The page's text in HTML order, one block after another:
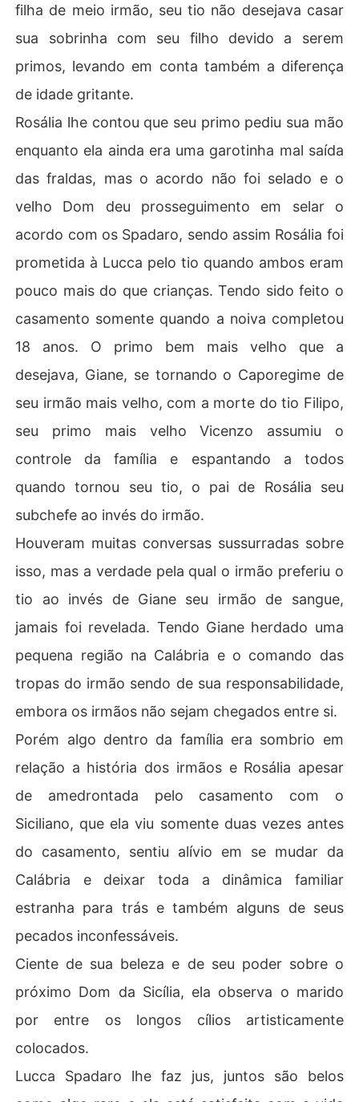
filha de meio irmão, seu tio não desejava casar
sua sobrinha com seu filho devido a serem
primos, levando em conta também a diferença
de idade gritante.
Rosália lhe contou que seu primo pediu sua mão
enquanto ela ainda era uma garotinha mal saída
das fraldas, mas o acordo não foi selado e o
velho Dom deu prosseguimento em selar o
acordo com os Spadaro, sendo assim Rosália foi
prometida à Lucca pelo tio quando ambos eram
pouco mais do que crianças. Tendo sido feito o
casamento somente quando a noiva completou
18 anos. O primo bem mais velho que a
desejava, Giane, se tornando o Caporegime de
seu irmão mais velho, com a morte do tio Filipo,
seu primo mais velho Vicenzo assumiu o
controle da família e espantando a todos
quando tornou seu tio, o pai de Rosália seu
subchefe ao invés do irmão.
Houveram muitas conversas sussurradas sobre
isso, mas a verdade pela qual o irmão preferiu o
tio ao invés de Giane seu irmão de sangue,
jamais foi revelada. Tendo Giane herdado uma
pequena região na Calábria e o comando das
tropas do irmão sendo de sua responsabilidade,
embora os irmãos não sejam chegados entre si.
Porém algo dentro da família era sombrio em
relação a história dos irmãos e Rosália apesar
de amedrontada pelo casamento com o
Siciliano, que ela viu somente duas vezes antes
do casamento, sentiu alívio em se mudar da
Calábria e deixar toda a dinâmica familiar
estranha para trás e também alguns de seus
pecados inconfessáveis.
Ciente de sua beleza e de seu poder sobre o
próximo Dom da Sicília, ela observa o marido
por entre os longos cílios artisticamente
colocados.
Lucca Spadaro lhe faz jus, juntos são belos